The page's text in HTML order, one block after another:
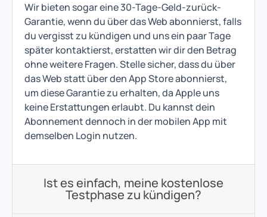
Wir bieten sogar eine 30-Tage-Geld-zurück-
Garantie, wenn du über das Web abonnierst, falls
du vergisst zu kündigen und uns ein paar Tage
später kontaktierst, erstatten wir dir den Betrag
ohne weitere Fragen. Stelle sicher, dass du über
das Web statt über den App Store abonnierst,
um diese Garantie zu erhalten, da Apple uns
keine Erstattungen erlaubt. Du kannst dein
Abonnement dennoch in der mobilen App mit
demselben Login nutzen.
Ist es einfach, meine kostenlose
Testphase zu kündigen?